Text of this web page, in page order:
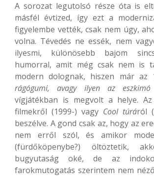
A sorozat legutolsó része óta is
másfél évtized, így ezt a
figyelembe vették, csak nem úgy,
volna. Tévedés ne essék, nem
ilyesmi, különösebb bajom
humorral, amit még csak nem is
modern dolognak, hiszen már az
rágógumi, avagy ilyen az
vígjátékban is megvolt a helye.
filmekről (1999-) vagy Cool túráról
beszélve. A gond csak az, hogy az
nem erről szól, és amikor
(fürdőköpenybe?) öltöztetik,
bugyutaság oké, de az
farokmutogatás szerintem nem